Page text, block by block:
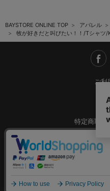
BAYSTORE ONLINE TOP アパレル
牧が好きだと叫びたい！！/Tシャツ/
ご利
特定商取引
ご
Copyright © YOKOHAMA